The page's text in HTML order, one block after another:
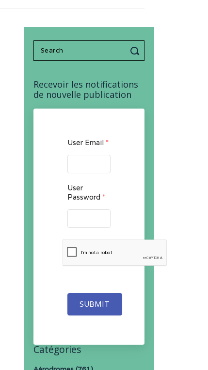
Search
for:
Recevoir les notifications
de nouvelle publication
User Email *
User
Password *
SUBMIT
Catégories